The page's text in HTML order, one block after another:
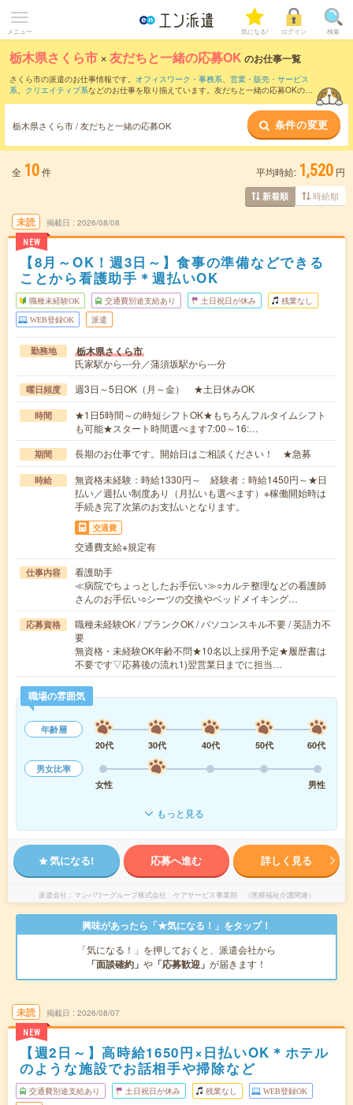
メニュー 気になる! ログイン 検索
栃木県さくら市 ×友だちと一緒の応募OK のお仕事一覧
さくら市の派遣のお仕事情報です。 オフィスワーク・事務系、 営業・販売・サービス
系、 クリエイティブ系などのお仕事を取り揃えています。友だちと一緒の応募OKの条
栃木県さくら市 / 友だちと一緒の応募OK 条件の変更
全 10件 平均時給: 1,520 円
新着順 時給順
未読
NEW
掲載日 2026/08/08
【8月～OK！週3日～】食事の準備などできる
ことから看護助手＊週払いOK
職種未経験OK 交通費別途支給あり 土日祝日が休み 残業なし
WEB登録OK 派遣
勤務地 栃木県さくら市
氏家駅から---分／蒲須坂駅から---分
曜日頻度 週3日～5日OK（月～金） ★土日休みOK
時間
★1日5時間～の時短シフトOK★もちろんフルタイムシフト
も可能★スタート時間選べます7:00～16:…
期間 長期のお仕事です。開始日はご相談ください！ ★急募
時給
無資格未経験：時給1330円～ 経験者：時給1450円～★日
払い／週払い制度あり（月払いも選べます）※稼働開始時は
手続き完了次第のお支払いとなります。
交通費
交通費支給※規定有
仕事内容
看護助手
≪病院でちょっとしたお手伝い≫○カルテ整理などの看護師
さんのお手伝い○シーツの交換やベッドメイキング…
応募資格
職種未経験OK / ブランクOK / パソコンスキル不要 / 英語力不
要
無資格・未経験OK年齢不問★10名以上採用予定★履歴書は
不要です▽応募後の流れ1)翌営業日までに担当…
職場の雰囲気
年齢層
20代
30代 40代 50代
60代
男女比率
女性
男性
もっと見る
気になる! 応募へ進む 詳しく見る
派遣会社 マンパワーグループ株式会社 ケアサービス事業部 （医療福祉介護関連）
興味があったら「★気になる！」をタップ！
「気になる！」を押しておくと、派遣会社から
「面談確約」 や 「応募歓迎」 が届きます！
未読
NEW
掲載日 2026/08/07
【週2日～】高時給1650円×日払いOK＊ホテル
のような施設でお話相手や掃除など
交通費別途支給あり 土日祝日が休み 残業なし WEB登録OK